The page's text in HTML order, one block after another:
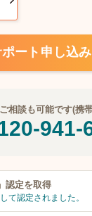
ート申し込み
相談も可能です(携
941-
認定を取得
て認定されました。